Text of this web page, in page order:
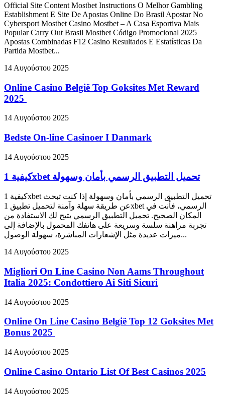
Official Site Content Mostbet Instructions O Melhor Gambling
Establishment E Site De Apostas Online Do Brasil Apostar No
Cybersport Mostbet Casino Mostbet – A Casa Esportiva Mais
Popular Carry Out Brasil Mostbet Código Promocional 2025
Apostas Combinadas F12 Casino Resultados E Estatísticas Da
Partida Mostbet...
14 Αυγούστου 2025
Online Casino België Top Goksites Met Reward
2025 ️
14 Αυγούστου 2025
Bedste On-line Casinoer I Danmark
14 Αυγούστου 2025
كيفية 1xbet تحميل التطبيق الرسمي بأمان وسهولة
كيفية 1xbet تحميل التطبيق الرسمي بأمان وسهولة إذا كنت تبحث
عن طريقة سهلة وآمنة لتحميل تطبيق 1xbet الرسمي، فأنت في
المكان الصحيح. تحميل التطبيق الرسمي يتيح لك الاستفادة من
تجربة مراهنة سلسة وسريعة على هاتفك المحمول بالإضافة إلى
ميزات عديدة مثل الإشعارات المباشرة، سهولة الوصول...
14 Αυγούστου 2025
Migliori On Line Casino Non Aams Throughout
Italia 2025: Condottiero Ai Siti Sicuri
14 Αυγούστου 2025
Online On Line Casino België Top 12 Goksites Met
Bonus 2025 ️
14 Αυγούστου 2025
Online Casino Ontario List Of Best Casinos 2025
14 Αυγούστου 2025